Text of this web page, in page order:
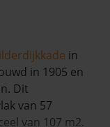
in
in 1905 en
Dit
van 57
van 107 m2.